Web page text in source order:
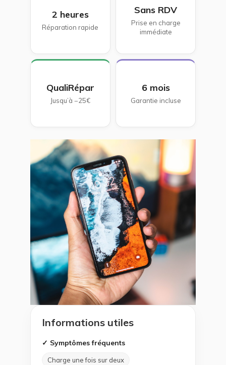
2 heures
Réparation rapide
Sans RDV
Prise en charge
immédiate
QualiRépar
Jusqu’à −25€
6 mois
Garantie incluse
Informations utiles
✓ Symptômes fréquents
Charge une fois sur deux